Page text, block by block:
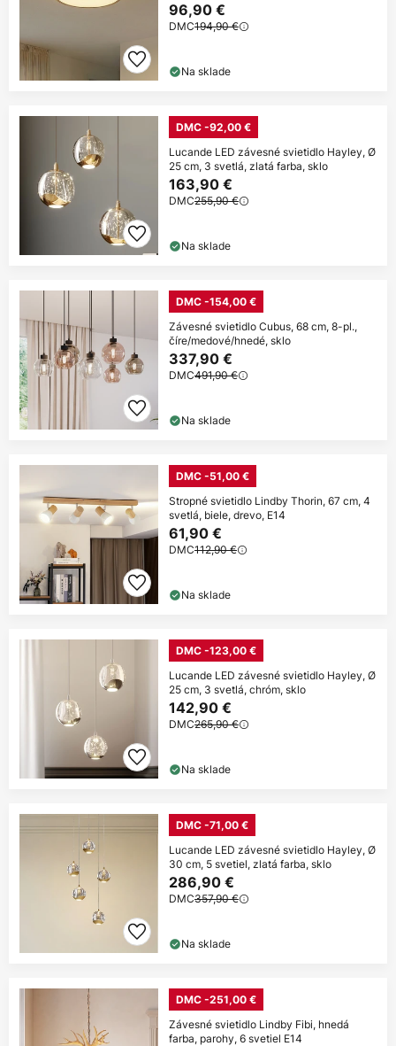
96,90 €
DMC194,90 €
Na sklade
DMC -92,00 €
Lucande LED závesné svietidlo Hayley, Ø
25 cm, 3 svetlá, zlatá farba, sklo
163,90 €
DMC255,90 €
Na sklade
DMC -154,00 €
Závesné svietidlo Cubus, 68 cm, 8-pl.,
číre/medové/hnedé, sklo
337,90 €
DMC491,90 €
Na sklade
DMC -51,00 €
Stropné svietidlo Lindby Thorin, 67 cm, 4
svetlá, biele, drevo, E14
61,90 €
DMC112,90 €
Na sklade
DMC -123,00 €
Lucande LED závesné svietidlo Hayley, Ø
25 cm, 3 svetlá, chróm, sklo
142,90 €
DMC265,90 €
Na sklade
DMC -71,00 €
Lucande LED závesné svietidlo Hayley, Ø
30 cm, 5 svetiel, zlatá farba, sklo
286,90 €
DMC357,90 €
Na sklade
DMC -251,00 €
Závesné svietidlo Lindby Fibi, hnedá
farba, parohy, 6 svetiel E14